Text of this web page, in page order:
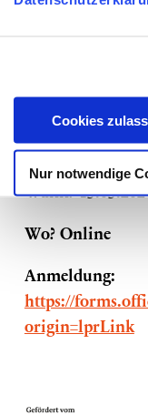
Cookies
Nur notwendige
Welche
Welche
können wir
Erzählungen zu
Wann?
Wo? Online
Anmeldung:
https://
origin=lprLink